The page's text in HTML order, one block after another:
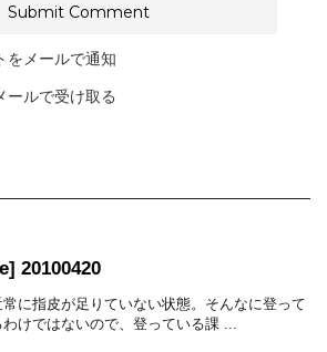
をメールで通知
ールで受け取る
20100420
常に指皮が足りていない状態。そんなに登って
わけではないので、登っている課 ...